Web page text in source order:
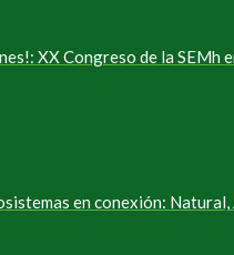
XX Congreso de la
en conexión: